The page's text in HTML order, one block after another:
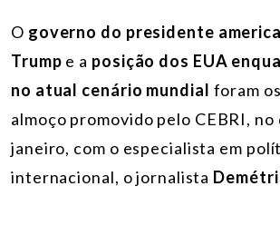
O governo do presidente
Trump e a posição dos EUA
no atual cenário mundial foram
almoço promovido pelo CEBRI, no
janeiro, com o especialista em
internacional, o jornalista